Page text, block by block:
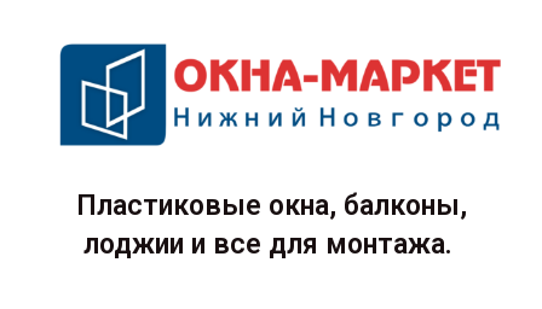
Пластиковые окна, балконы,
лоджии и все для монтажа.